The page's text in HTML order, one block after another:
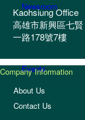
Newsroom
Events
Kaohsiung Office
高雄市新興區七賢
一路178號7樓
Company Information
About Us
Contact Us